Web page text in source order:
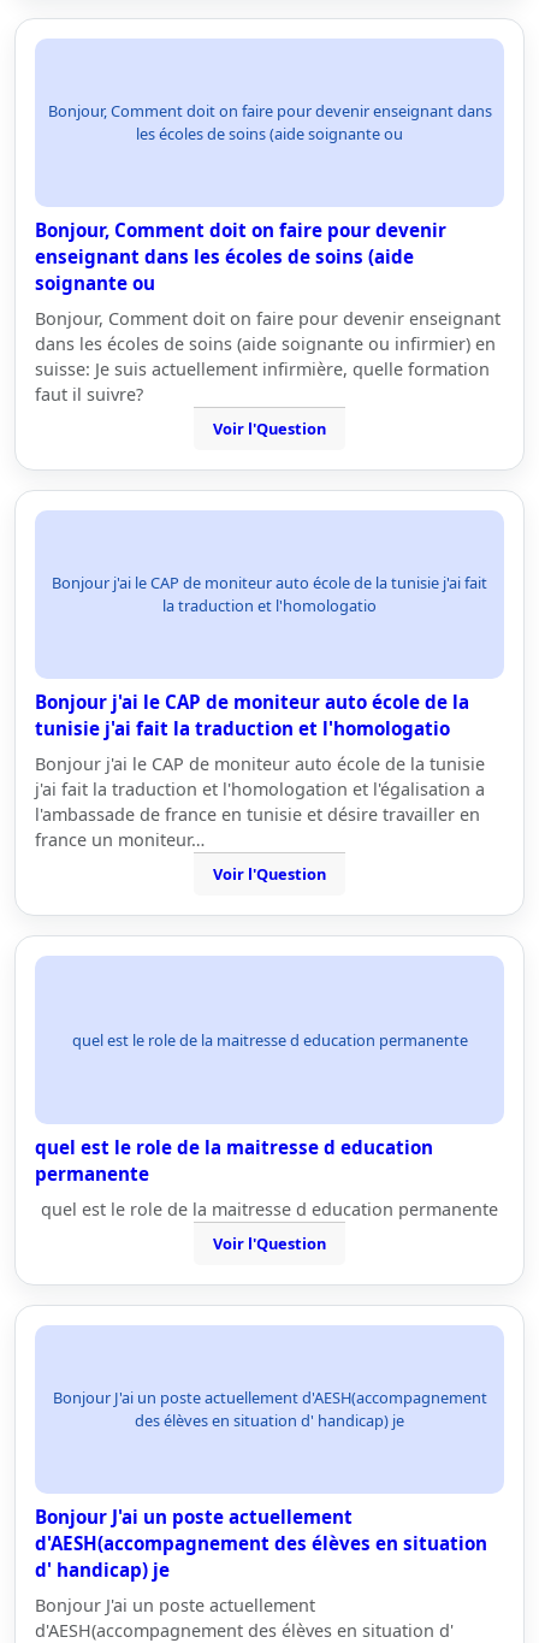
Bonjour, Comment doit on faire pour devenir enseignant dans
les écoles de soins (aide soignante ou
Bonjour, Comment doit on faire pour devenir
enseignant dans les écoles de soins (aide
soignante ou
Bonjour, Comment doit on faire pour devenir enseignant
dans les écoles de soins (aide soignante ou infirmier) en
suisse: Je suis actuellement infirmière, quelle formation
faut il suivre?
Voir l'Question
Bonjour j'ai le CAP de moniteur auto école de la tunisie j'ai fait
la traduction et l'homologatio
Bonjour j'ai le CAP de moniteur auto école de la
tunisie j'ai fait la traduction et l'homologatio
Bonjour j'ai le CAP de moniteur auto école de la tunisie
j'ai fait la traduction et l'homologation et l'égalisation a
l'ambassade de france en tunisie et désire travailler en
france un moniteur…
Voir l'Question
quel est le role de la maitresse d education permanente
quel est le role de la maitresse d education
permanente
quel est le role de la maitresse d education permanente
Voir l'Question
Bonjour J'ai un poste actuellement d'AESH(accompagnement
des élèves en situation d' handicap) je
Bonjour J'ai un poste actuellement
d'AESH(accompagnement des élèves en situation
d' handicap) je
Bonjour J'ai un poste actuellement
d'AESH(accompagnement des élèves en situation d'